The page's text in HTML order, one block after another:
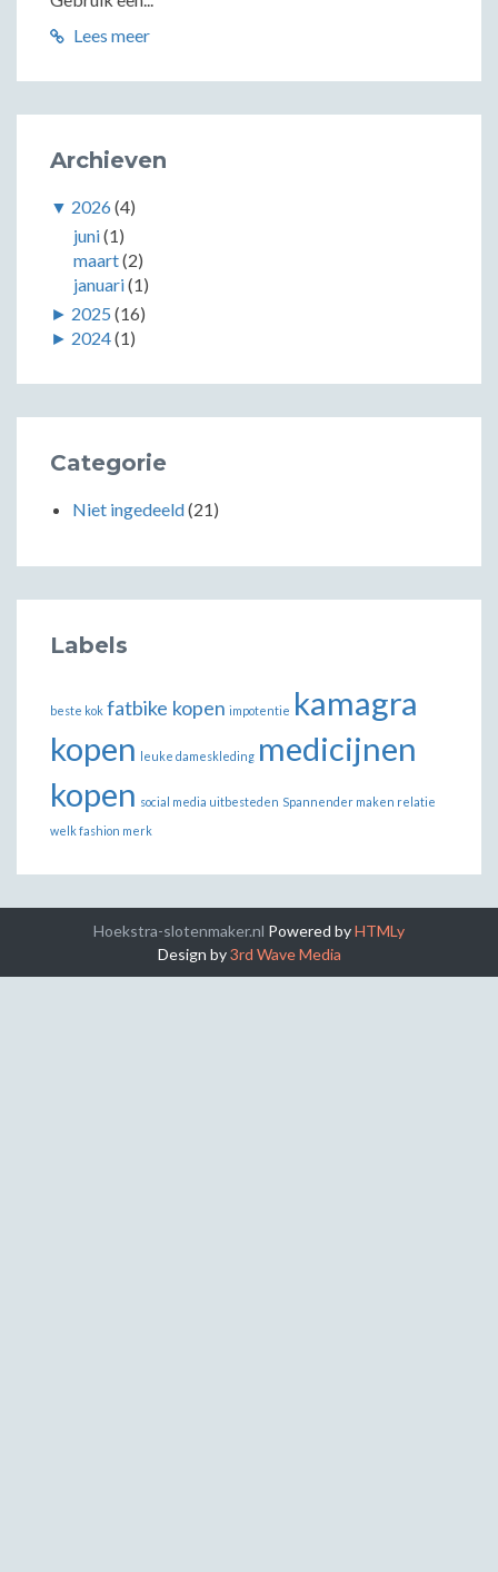
Lees meer
Archieven
▼ 2026(4)
juni(1)
maart(2)
januari(1)
► 2025 (16)
► 2024(1)
Categorie
Niet ingedeeld(21)
Labels
beste kok fatbike kopen impotentie kamagra
kopen leuke dameskleding medicijnen
kopen social media uitbesteden Spannender maken relatie
welk fashion merk
Hoekstra-slotenmaker.nl Powered byHTMLy
Design by3rd Wave Media